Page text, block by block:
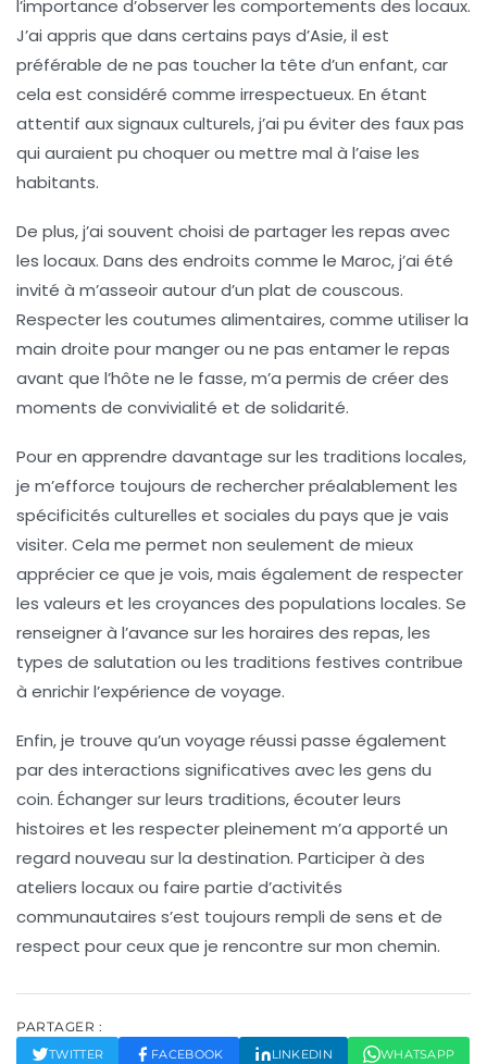
l’importance d’observer les comportements des locaux.
J’ai appris que dans certains pays d’Asie, il est
préférable de ne pas toucher la tête d’un enfant, car
cela est considéré comme irrespectueux. En étant
attentif auxsignaux culturels, j’ai pu éviter des faux pas
qui auraient pu choquer ou mettre mal à l’aise les
habitants.
De plus, j’ai souvent choisi de partager les repas avec
les locaux. Dans des endroits comme le Maroc, j’ai été
invité à m’asseoir autour d’un plat de couscous.
Respecter les coutumes alimentaires, comme utiliser la
main droite pour manger ou ne pas entamer le repas
avant que l’hôte ne le fasse, m’a permis de créer des
moments de convivialité et de solidarité.
Pour en apprendre davantage sur les traditions locales,
je m’efforce toujours de rechercher préalablement les
spécificités culturelles et sociales du pays que je vais
visiter. Cela me permet non seulement de mieux
apprécier ce que je vois, mais également de respecter
les valeurs et les croyances des populations locales. Se
renseigner à l’avance sur les horaires des repas, les
types de salutation ou les traditions festives contribue
à enrichir l’expérience de voyage.
Enfin, je trouve qu’un voyage réussi passe également
par des interactions significatives avec les gens du
coin. Échanger sur leurs traditions, écouter leurs
histoires et les respecter pleinement m’a apporté un
regard nouveau sur la destination. Participer à des
ateliers locaux ou faire partie d’activités
communautaires s’est toujours rempli de sens et de
respect pour ceux que je rencontre sur mon chemin.
PARTAGER :
TWITTER FACEBOOK LINKEDIN WHATSAPP